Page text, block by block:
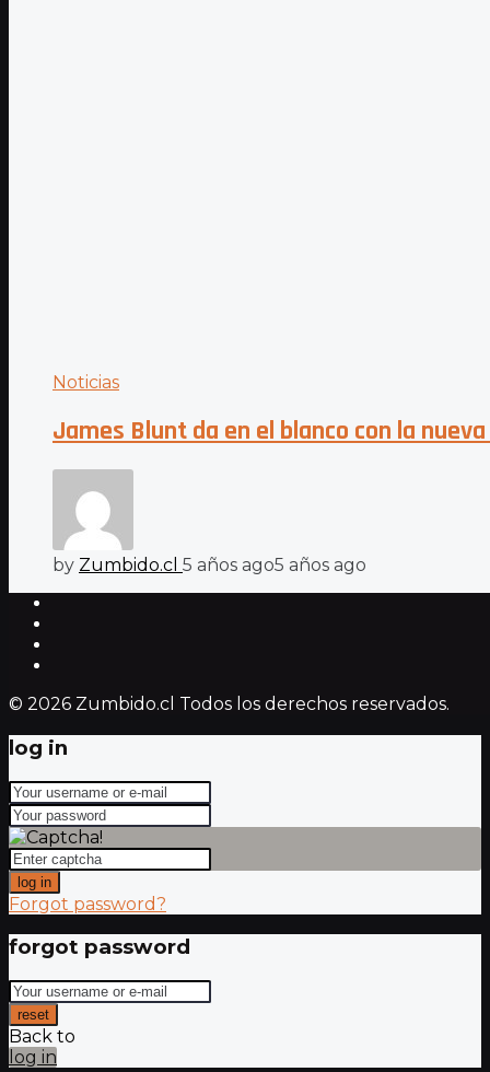
Noticias
James Blunt da en el blanco con la
by Zumbido.cl 5 años ago5 años ago
© 2026 Zumbido.cl Todos los derechos reservados.
log in
log in
Forgot password?
forgot password
reset
Back to
log in